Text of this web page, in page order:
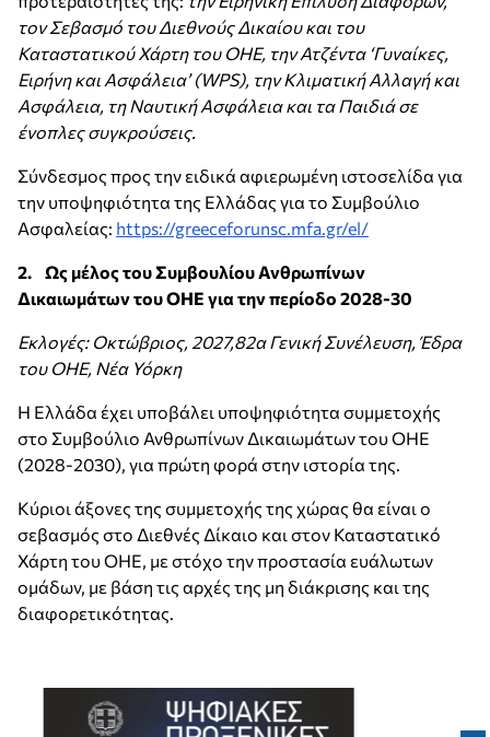
τον Σεβασμό του Διεθνούς Δικαίου και του
Καταστατικού Χάρτη του ΟΗΕ, την Ατζέντα ‘Γυναίκες,
Ειρήνη και Ασφάλεια’ (WPS), την Κλιματική Αλλαγή και
Ασφάλεια, τη Ναυτική Ασφάλεια και τα Παιδιά σε
ένοπλες συγκρούσεις.
Σύνδεσμος προς την ειδικά αφιερωμένη ιστοσελίδα για
την υποψηφιότητα της Ελλάδας για το Συμβούλιο
Ασφαλείας: https://greeceforunsc.mfa.gr/el/
2. Ως μέλος του Συμβουλίου Ανθρωπίνων
Δικαιωμάτων του ΟΗΕ για την περίοδο 2028-30
Εκλογές: Οκτώβριος, 2027,82α Γενική Συνέλευση, Έδρα
του ΟΗΕ, Νέα Υόρκη
Η Ελλάδα έχει υποβάλει υποψηφιότητα συμμετοχής
στο Συμβούλιο Ανθρωπίνων Δικαιωμάτων του ΟΗΕ
(2028-2030), για πρώτη φορά στην ιστορία της.
Κύριοι άξονες της συμμετοχής της χώρας θα είναι ο
σεβασμός στο Διεθνές Δίκαιο και στον Καταστατικό
Χάρτη του ΟΗΕ, με στόχο την προστασία ευάλωτων
ομάδων, με βάση τις αρχές της μη διάκρισης και της
διαφορετικότητας.